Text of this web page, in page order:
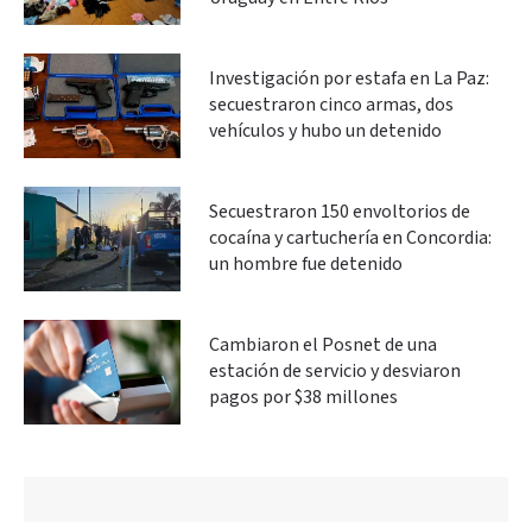
Investigación por estafa en La Paz:
secuestraron cinco armas, dos
vehículos y hubo un detenido
Secuestraron 150 envoltorios de
cocaína y cartuchería en Concordia:
un hombre fue detenido
Cambiaron el Posnet de una
estación de servicio y desviaron
pagos por $38 millones